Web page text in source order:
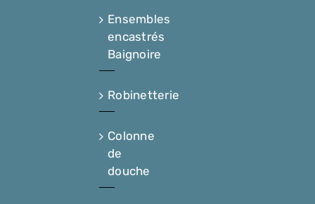
Ensembles
encastrés
Baignoire
Robinetterie
Colonne
de
douche